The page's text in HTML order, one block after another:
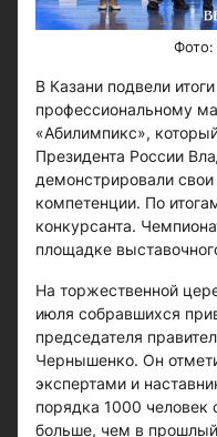
Фото:
В Казани подвели
профессиональному
«Абилимпикс»,
Президента России
демонстрировали
компетенции. По
конкурсанта.
площадке
На торжественной
июля собравшихся
председателя
Чернышенко. Он
экспертами и
порядка 1000 человек
больше, чем в